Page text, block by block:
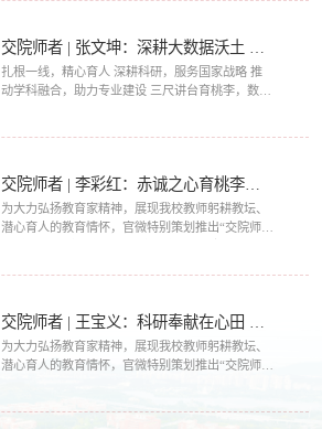
交院师者 | 张文坤：深耕大数据沃土 书写育人新篇章
扎根一线，精心育人 深耕科研，服务国家战略 推
动学科融合，助力专业建设 三尺讲台育桃李，数据
交院师者 | 李彩红：赤诚之心育桃李，学术力量助发展
为大力弘扬教育家精神，展现我校教师躬耕教坛、
潜心育人的教育情怀，官微特别策划推出“交院师
第20期），一起看看吧！
为大力弘扬教育家精神，展现我校教师躬耕教坛、
潜心育人的教育情怀，官微特别策划推出“交院师